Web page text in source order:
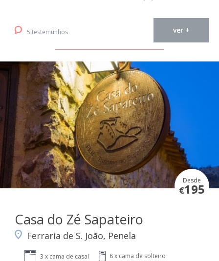
5 testemunhos ver +
Desde
€195
Casa do Zé Sapateiro
Ferraria de S. João, Penela
3 x cama de casal 8 x cama de solteiro